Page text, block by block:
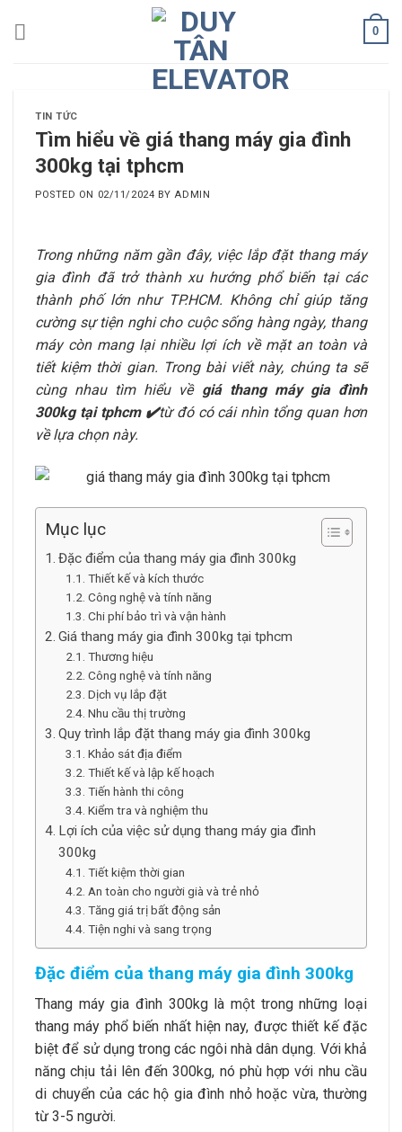
0
TIN TỨC
Tìm hiểu về giá thang máy gia đình
300kg tại tphcm
POSTED ON 02/11/2024 BYADMIN
Trong những năm gần đây, việc lắp đặt thang máy
gia đình đã trở thành xu hướng phổ biến tại các
thành phố lớn như TP.HCM. Không chỉ giúp tăng
cường sự tiện nghi cho cuộc sống hàng ngày, thang
máy còn mang lại nhiều lợi ích về mặt an toàn và
tiết kiệm thời gian. Trong bài viết này, chúng ta sẽ
cùng nhau tìm hiểu về giá thang máy gia đình
300kg tại tphcm ✔️từ đó có cái nhìn tổng quan hơn
về lựa chọn này.
Mục lục
Đặc điểm của thang máy gia đình 300kg
Thiết kế và kích thước
Công nghệ và tính năng
Chi phí bảo trì và vận hành
Giá thang máy gia đình 300kg tại tphcm
Thương hiệu
Công nghệ và tính năng
Dịch vụ lắp đặt
Nhu cầu thị trường
Quy trình lắp đặt thang máy gia đình 300kg
Khảo sát địa điểm
Thiết kế và lập kế hoạch
Tiến hành thi công
Kiểm tra và nghiệm thu
Lợi ích của việc sử dụng thang máy gia đình
300kg
Tiết kiệm thời gian
An toàn cho người già và trẻ nhỏ
Tăng giá trị bất động sản
Tiện nghi và sang trọng
Đặc điểm của thang máy gia đình 300kg
Thang máy gia đình 300kg là một trong những loại
thang máy phổ biến nhất hiện nay, được thiết kế đặc
biệt để sử dụng trong các ngôi nhà dân dụng. Với khả
năng chịu tải lên đến 300kg, nó phù hợp với nhu cầu
di chuyển của các hộ gia đình nhỏ hoặc vừa, thường
từ 3-5 người.